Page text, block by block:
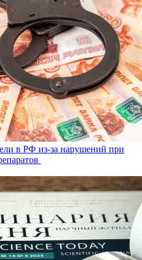
в РФ из-за нарушений при